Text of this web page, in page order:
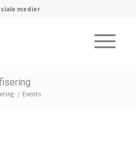
medier
/ Events